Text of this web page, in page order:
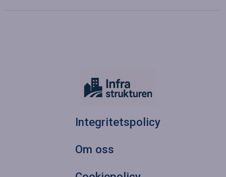
Integritetspolicy
Om oss